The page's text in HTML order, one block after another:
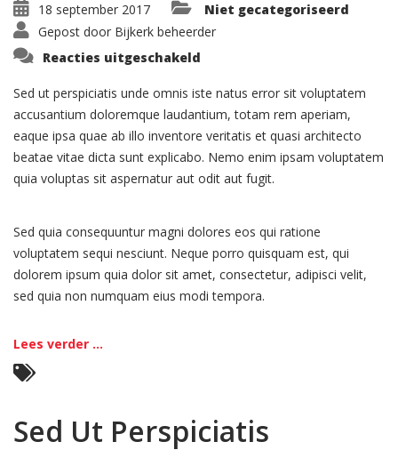
18 september 2017
Niet gecategoriseerd
Gepost door Bijkerk beheerder
Reacties uitgeschakeld
Project
–
Wide
Sed ut perspiciatis unde omnis iste natus error sit voluptatem
accusantium doloremque laudantium, totam rem aperiam,
eaque ipsa quae ab illo inventore veritatis et quasi architecto
beatae vitae dicta sunt explicabo. Nemo enim ipsam voluptatem
quia voluptas sit aspernatur aut odit aut fugit.
Sed quia consequuntur magni dolores eos qui ratione
voluptatem sequi nesciunt. Neque porro quisquam est, qui
dolorem ipsum quia dolor sit amet, consectetur, adipisci velit,
sed quia non numquam eius modi tempora.
Lees verder ...
Sed Ut Perspiciatis